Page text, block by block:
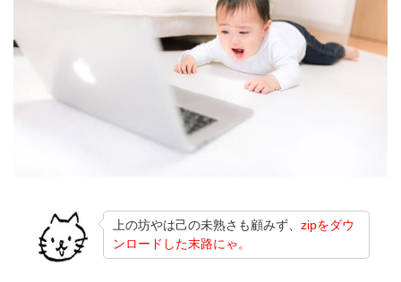
上の坊やは己の未熟さも顧みず、 zipをダウ
ンロードした末路にゃ。